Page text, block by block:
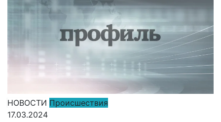
НОВОСТИ Происшествия
17.03.2024